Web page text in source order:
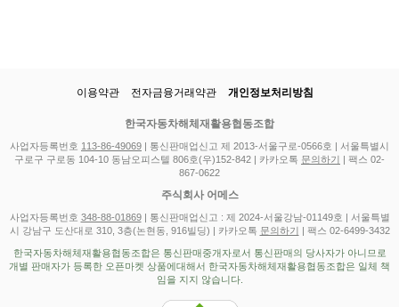
이용약관 전자금융거래약관 개인정보처리방침
한국자동차해체재활용협동조합
사업자등록번호 113-86-49069 | 통신판매업신고 제 2013-서울구로-0566호 | 서울특별시
구로구 구로동 104-10 동남오피스텔 806호(우)152-842 | 카카오톡 문의하기 | 팩스 02-
867-0622
주식회사 어메스
사업자등록번호 348-88-01869| 통신판매업신고 : 제 2024-서울강남-01149호 | 서울특별
시 강남구 도산대로 310, 3층(논현동, 916빌딩) | 카카오톡 문의하기 | 팩스 02-6499-3432
한국자동차해체재활용협동조합은 통신판매중개자로서 통신판매의 당사자가 아니므로
개별 판매자가 등록한 오픈마켓 상품에대해서 한국자동차해체재활용협동조합은 일체 책
임을 지지 않습니다.